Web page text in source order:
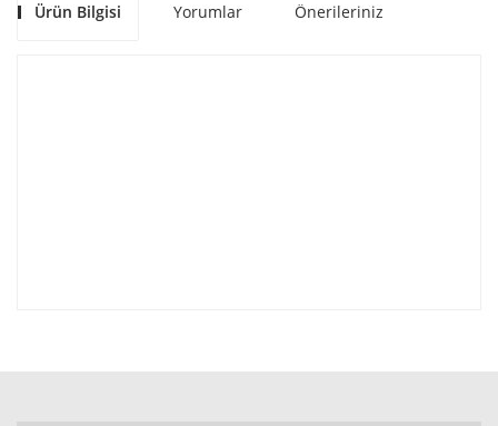
Ürün Bilgisi Yorumlar Önerileriniz